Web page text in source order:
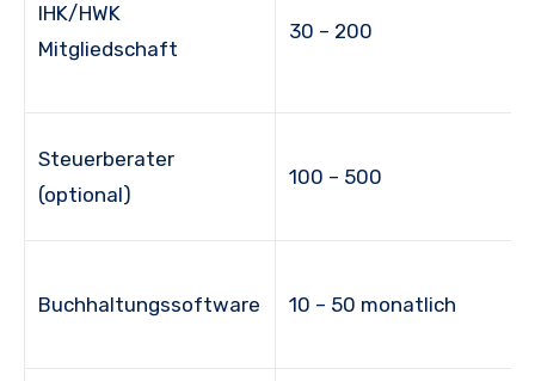
IHK/HWK
Mitgliedschaft
30 – 200
Steuerberater
(optional)
100 – 500
Buchhaltungssoftware 10 – 50 monatlich